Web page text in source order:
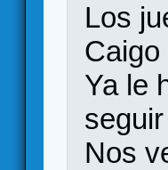
Los
Ya le
Nos